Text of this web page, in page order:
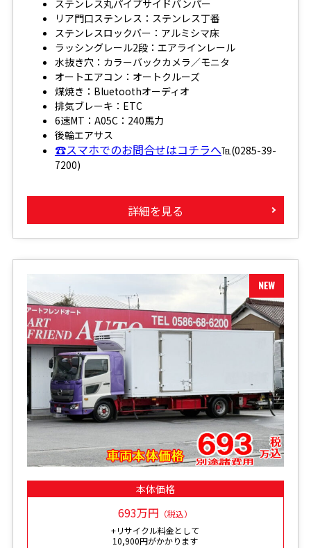
ステンレス丸パイプサイドバンパー
リア門口ステンレス：ステンレス丁番
ステンレスロックバー：アルミシマ床
ラッシングレール2段：エアラインレール
水抜き穴：カラーバックカメラ／モニタ
オートエアコン：オートクルーズ
煤焼き：Bluetoothオーディオ
排気ブレーキ：ETC
6速MT：A05C：240馬力
後輪エアサス
☎スマホでのお問合せはコチラへ℡(0285-39-
7200)
詳細を見る
本体価格
693万円 （税込）
+リサイクル料金として
10,900円がかかります